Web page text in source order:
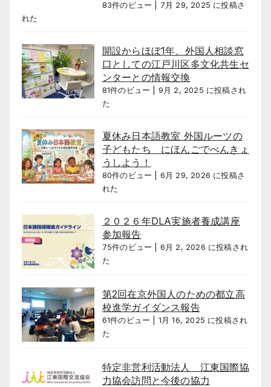
83件のビュー
7月 29, 2025 に投稿さ
れた
開設からほぼ1年、外国人相談窓
口としての江戸川区多文化共生セ
ンターとの情報交換
81件のビュー
9月 2, 2025 に投稿され
た
夏休み日本語教室 外国ルーツの
子どもたち にほんごでべんきょ
うしよう！
80件のビュー
6月 29, 2026 に投稿さ
れた
２０２６年DLA実施者養成講座
参加報告
75件のビュー
6月 2, 2026 に投稿され
た
第2回在京外国人のための都立高
校進学ガイダンス報告
61件のビュー
1月 16, 2025 に投稿され
た
特定非営利活動法人 江東国際協
力協会訪問と今後の協力